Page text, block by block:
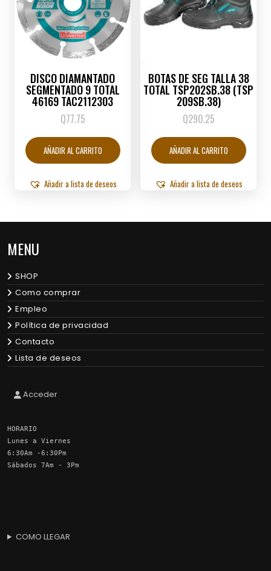
DISCO DIAMANTADO
SEGMENTADO 9 TOTAL
46169 TAC2112303
Q77.75
AÑADIR AL CARRITO
Añadir a lista de deseos
BOTAS DE SEG TALLA 38
TOTAL TSP202SB.38 (TSP
209SB.38)
Q290.25
AÑADIR AL CARRITO
Añadir a lista de deseos
MENU
SHOP
Como comprar
Empleo
Política de privacidad
Contacto
Lista de deseos
Acceder
HORARIO
Lunes a Viernes
6:30Am -6:30Pm
Sábados 7Am - 3Pm
COMO LLEGAR